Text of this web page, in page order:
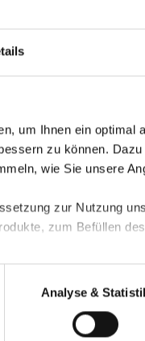
um Ihnen ein optimal
zu können.
wie Sie unsere
zur Nutzung
zum Befüllen
aufgrund Ihres
und Optimierung
Form an
Analyse &